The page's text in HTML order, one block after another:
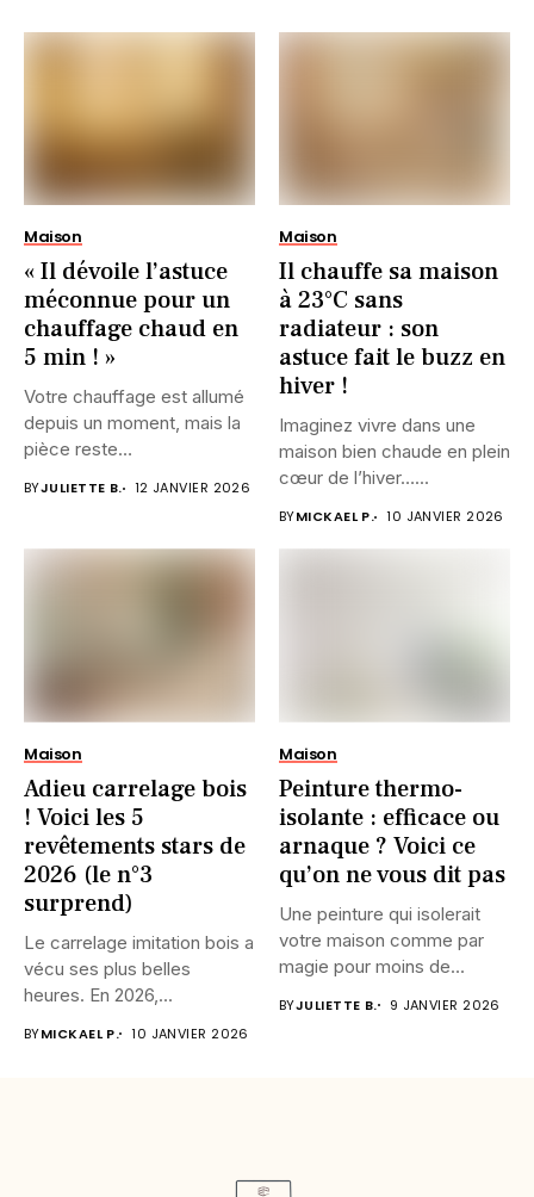
Maison
« Il dévoile l’astuce
méconnue pour un
chauffage chaud en
5 min ! »
Votre chauffage est allumé
depuis un moment, mais la
pièce reste
BYJULIETTE B. 12 JANVIER 2026
Maison
Il chauffe sa maison
à 23°C sans
radiateur : son
astuce fait le buzz en
hiver !
Imaginez vivre dans une
maison bien chaude en plein
cœur de l’hiver…...
BYMICKAEL P. 10 JANVIER 2026
Maison
Adieu carrelage bois
! Voici les 5
revêtements stars de
2026 (le n°3
surprend)
Le carrelage imitation bois a
vécu ses plus belles
heures. En 2026,...
BYMICKAEL P. 10 JANVIER 2026
Maison
Peinture thermo-
isolante : efficace ou
arnaque ? Voici ce
qu’on ne vous dit pas
Une peinture qui isolerait
votre maison comme par
magie pour moins de...
BYJULIETTE B. 9 JANVIER 2026